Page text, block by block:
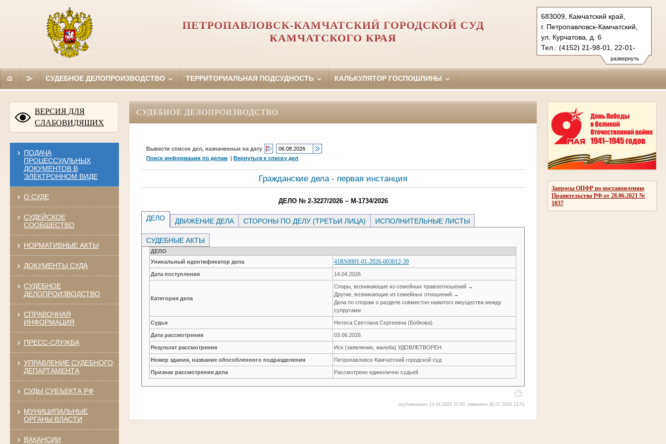
развернуть
683009, Камчатский край,
г. Петропавловск-Камчатский,
ул. Курчатова, д. 6
Тел.: (4152) 21-98-01, 22-01-
12 (ф.)
p-kamchatsky.kam@sudrf.ru
ПЕТРОПАВЛОВСК-КАМЧАТСКИЙ ГОРОДСКОЙ СУД
КАМЧАТСКОГО КРАЯ
СУДЕБНОЕ ДЕЛОПРОИЗВОДСТВО ТЕРРИТОРИАЛЬНАЯ ПОДСУДНОСТЬ КАЛЬКУЛЯТОР ГОСПОШЛИНЫ
ВЕРСИЯ ДЛЯ
СЛАБОВИДЯЩИХ
ПОДАЧА
ПРОЦЕССУАЛЬНЫХ
ДОКУМЕНТОВ В
ЭЛЕКТРОННОМ ВИДЕ
О СУДЕ
СУДЕЙСКОЕ
СООБЩЕСТВО
НОРМАТИВНЫЕ АКТЫ
ДОКУМЕНТЫ СУДА
СУДЕБНОЕ
ДЕЛОПРОИЗВОДСТВО
СПРАВОЧНАЯ
ИНФОРМАЦИЯ
ПРЕСС-СЛУЖБА
УПРАВЛЕНИЕ СУДЕБНОГО
ДЕПАРТАМЕНТА
СУДЫ СУБЪЕКТА РФ
МУНИЦИПАЛЬНЫЕ
ОРГАНЫ ВЛАСТИ
ВАКАНСИИ
Запросы ОПФР по постановлению
Правительства РФ от 28.06.2021 №
1037
СУДЕБНОЕ ДЕЛОПРОИЗВОДСТВО
Вывести список дел, назначенных на дату
Поиск информации по делам |Вернуться к списку дел
Гражданские дела - первая инстанция
ДЕЛО № 2-3227/2026 ~ М-1734/2026
ДЕЛО ДВИЖЕНИЕ ДЕЛА СТОРОНЫ ПО ДЕЛУ (ТРЕТЬИ ЛИЦА) ИСПОЛНИТЕЛЬНЫЕ ЛИСТЫ
СУДЕБНЫЕ АКТЫ
ДЕЛО
Уникальный идентификатор дела
41RS0001-01-2026-003012-39
Дата поступления 14.04.2026
Категория дела
Споры, возникающие из семейных правоотношений →
Другие, возникающие из семейных отношений →
Дела по спорам о разделе совместно нажитого имущества между
супругами
Судья Нетеса Светлана Сергеевна (Бобкова)
Дата рассмотрения 03.06.2026
Результат рассмотрения Иск (заявление, жалоба) УДОВЛЕТВОРЕН
Номер здания, название обособленного подразделения Петропавловск-Камчатский городской суд
Признак рассмотрения дела Рассмотрено единолично судьей
опубликовано 14.04.2026 22:50, изменено 30.07.2026 12:51